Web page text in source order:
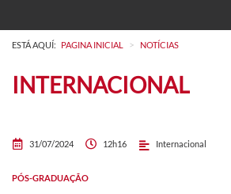
ESTÁ AQUÍ: PAGINA INICIAL > NOTÍCIAS
INTERNACIONAL
31/07/2024 12h16 Internacional
PÓS-GRADUAÇÃO